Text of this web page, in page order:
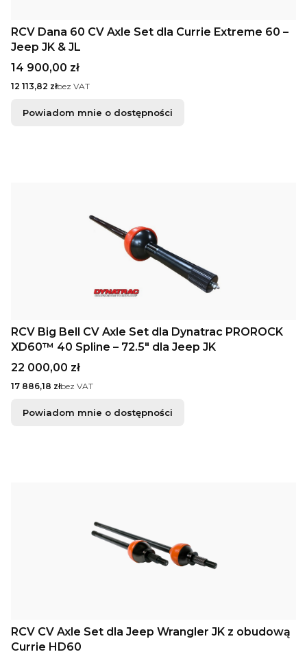
RCV Dana 60 CV Axle Set dla Currie Extreme 60 –
Jeep JK & JL
Cena
14 900,00 zł
Cena
12 113,82 złbez VAT
Powiadom mnie o dostępności
RCV Big Bell CV Axle Set dla Dynatrac PROROCK
XD60™ 40 Spline – 72.5" dla Jeep JK
Cena
22 000,00 zł
Cena
17 886,18 złbez VAT
Powiadom mnie o dostępności
RCV CV Axle Set dla Jeep Wrangler JK z obudową
Currie HD60